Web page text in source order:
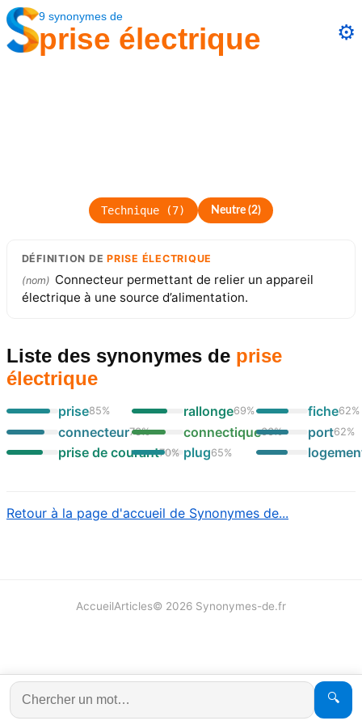
9synonymes de
prise électrique ⚙️
Technique (7) Neutre(2)
DÉFINITION DEPRISE ÉLECTRIQUE
(nom) Connecteur permettant de relier un appareil
électrique à une source d’alimentation.
Liste des synonymes de prise
électrique
prise85%
connecteur73%
prise de courant70%
rallonge69%
connectique66%
plug65%
fiche62%
port62%
Retour à la page d'accueil de Synonymes de...
🔍
AccueilArticles© 2026 Synonymes-de.fr